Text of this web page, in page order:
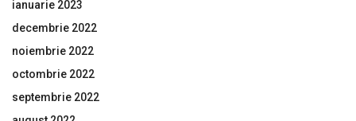
ianuarie 2023
decembrie 2022
noiembrie 2022
octombrie 2022
septembrie 2022